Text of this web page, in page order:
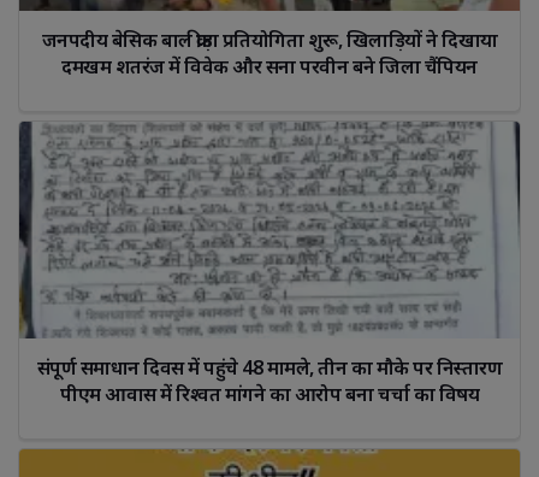
जनपदीय बेसिक बाल क्रीड़ा प्रतियोगिता शुरू, खिलाड़ियों ने दिखाया
दमखम शतरंज में विवेक और सना परवीन बने जिला चैंपियन
संपूर्ण समाधान दिवस में पहुंचे 48 मामले, तीन का मौके पर निस्तारण
पीएम आवास में रिश्वत मांगने का आरोप बना चर्चा का विषय